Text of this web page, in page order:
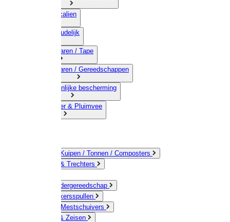
07) Chemicalien
08) Huishoudelijk
09) Touwwaren / Tape
10) IJzerwaren / Gereedschappen
11) Persoonlijke bescherming
12) Kleindier & Pluimvee
Emmers / Kuipen / Tonnen / Composters
Jerrycans & Trechters
Hand-/ Kindergereedschap
Stratenmakersspullen
Sneeuw- / Mestschuivers
Baggeren & Zeisen